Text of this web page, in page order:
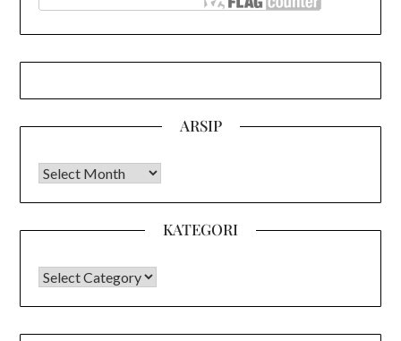
ARSIP
Arsip
KATEGORI
KATEGORI